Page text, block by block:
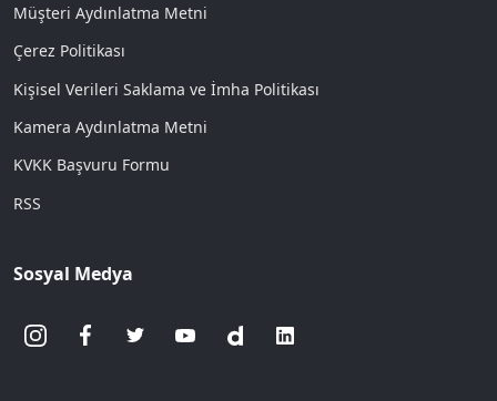
Müşteri Aydınlatma Metni
Çerez Politikası
Kişisel Verileri Saklama ve İmha Politikası
Kamera Aydınlatma Metni
KVKK Başvuru Formu
RSS
Sosyal Medya